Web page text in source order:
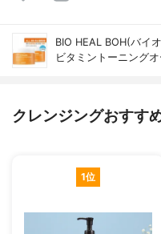
BIO HEAL BOH(バイ
ビタミントーニング
クレンジングおすす
1位